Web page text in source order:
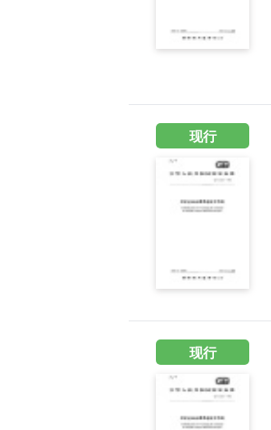
现行
现行